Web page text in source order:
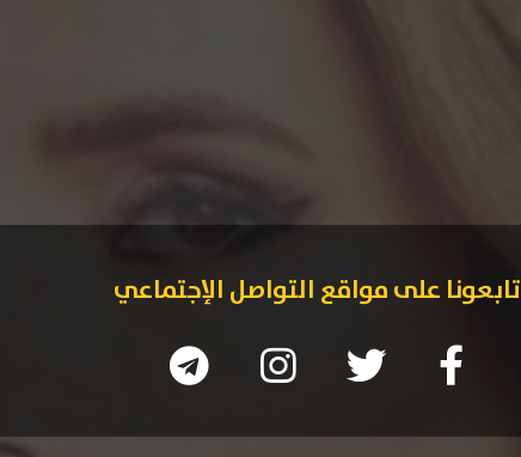
تابعونا على مواقع التواصل الإجتماعي